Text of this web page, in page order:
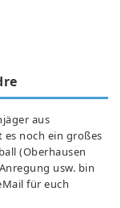
aus
es noch ein großes
(Oberhausen
usw. bin
für euch